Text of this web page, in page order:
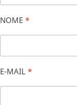
NOME *
E-MAIL *